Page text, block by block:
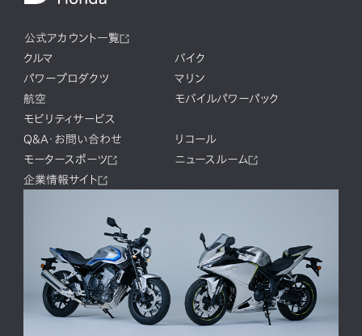
公式アカウント一覧
クルマ
バイク
パワープロダクツ
マリン
航空
モバイルパワーパック
モビリティサービス
Q&A・お問い合わせ
リコール
モータースポーツ
ニュースルーム
企業情報サイト